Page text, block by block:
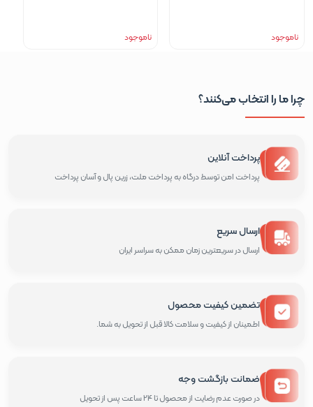
ناموجود ناموجود
چرا ما را انتخاب می‌کنند؟
پرداخت آنلاین
پرداخت امن توسط درگاه به پرداخت ملت، زرین پال و آسان پرداخت
ارسال سریع
ارسال در سریعترین زمان ممکن به سراسر ایران
تضمین کیفیت محصول
اطمینان از کیفیت و سلامت کالا قبل از تحویل به شما.
ضمانت بازگشت وجه
در صورت عدم رضایت از محصول تا 24 ساعت پس از تحویل